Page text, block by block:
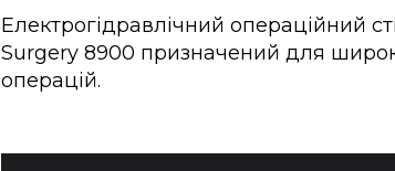
Електрогідравлічний операційний
Surgery 8900 призначений для
операцій.